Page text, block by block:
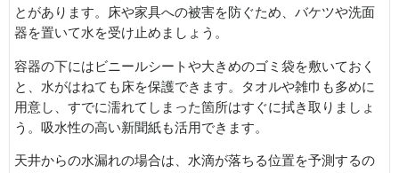
とがあります。床や家具への被害を防ぐため、バケツや洗面
器を置いて水を受け止めましょう。
容器の下にはビニールシートや大きめのゴミ袋を敷いておく
と、水がはねても床を保護できます。タオルや雑巾も多めに
用意し、すでに濡れてしまった箇所はすぐに拭き取りましょ
う。吸水性の高い新聞紙も活用できます。
天井からの水漏れの場合は、水滴が落ちる位置を予測するの